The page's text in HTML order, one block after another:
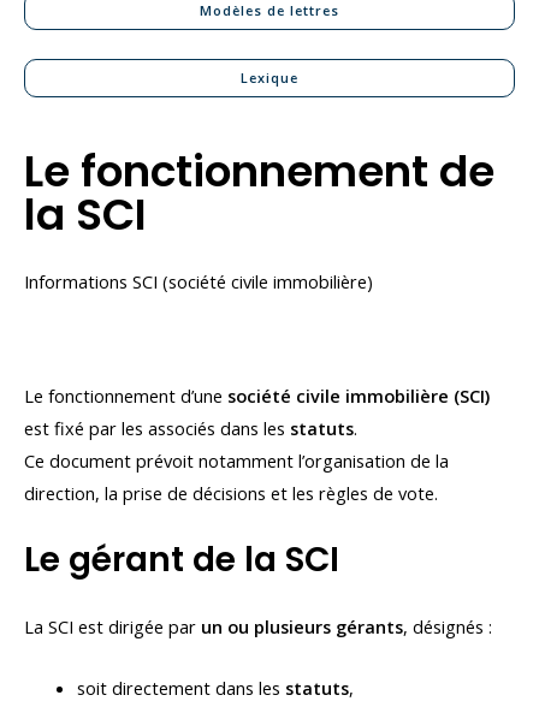
Modèles de lettres
Lexique
Le fonctionnement de
la SCI
Informations SCI (société civile immobilière)
Le fonctionnement d’une société civile immobilière (SCI)
est fixé par les associés dans les statuts.
Ce document prévoit notamment l’organisation de la
direction, la prise de décisions et les règles de vote.
Le gérant de la SCI
La SCI est dirigée par un ou plusieurs gérants, désignés :
soit directement dans les statuts,